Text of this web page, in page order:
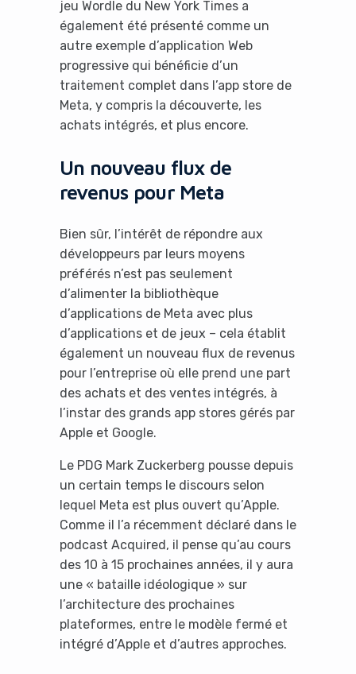
jeu Wordle du New York Times a
également été présenté comme un
autre exemple d’application Web
progressive qui bénéficie d’un
traitement complet dans l’app store de
Meta, y compris la découverte, les
achats intégrés, et plus encore.
Un nouveau flux de
revenus pour Meta
Bien sûr, l’intérêt de répondre aux
développeurs par leurs moyens
préférés n’est pas seulement
d’alimenter la bibliothèque
d’applications de Meta avec plus
d’applications et de jeux – cela établit
également un nouveau flux de revenus
pour l’entreprise où elle prend une part
des achats et des ventes intégrés, à
l’instar des grands app stores gérés par
Apple et Google.
Le PDG Mark Zuckerberg pousse depuis
un certain temps le discours selon
lequel Meta est plus ouvert qu’Apple.
Comme il l’a récemment déclaré dans le
podcast Acquired, il pense qu’au cours
des 10 à 15 prochaines années, il y aura
une « bataille idéologique » sur
l’architecture des prochaines
plateformes, entre le modèle fermé et
intégré d’Apple et d’autres approches.